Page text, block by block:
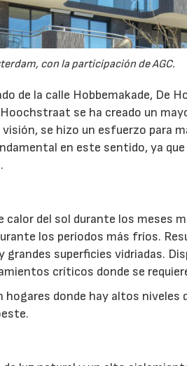
con la participación de AGC.
de la calle Hobbemakade, De
se ha creado un
se hizo un esfuerzo para
en este sentido, ya
calor del sol durante los meses
los períodos más fríos.
superficies vidriadas.
críticos donde se
donde hay altos niveles